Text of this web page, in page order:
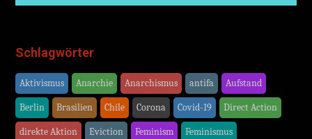
Schlagwörter
Aktivismus Anarchie Anarchismus antifa Aufstand
Berlin Brasilien Chile Corona Covid-19 Direct Action
direkte Aktion Eviction Feminism Feminismus